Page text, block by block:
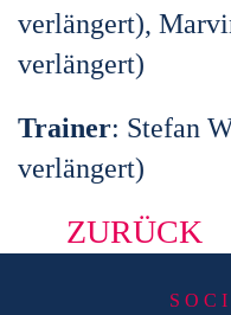
verlängert),
verlängert)
Trainer: Stefan
verlängert)
ZURÜCK